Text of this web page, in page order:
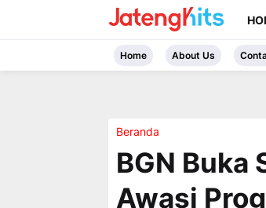
Home About Us
Beranda
BGN Buka
Awasi